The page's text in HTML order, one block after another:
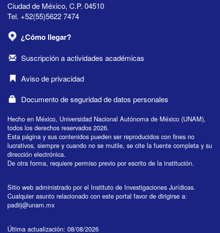
Ciudad de México, C.P. 04510
Tel. +52(55)5622 7474
¿Cómo llegar?
Suscripción a actividades académicas
Aviso de privacidad
Documento de seguridad de datos personales
Hecho en México, Universidad Nacional Autónoma de México (UNAM),
todos los derechos reservados 2026.
Esta página y sus contenidos pueden ser reproducidos con fines no
lucrativos, siempre y cuando no se mutile, se cite la fuente completa y su
dirección electrónica.
De otra forma, requiere permiso previo por escrito de la institución.
Sitio web administrado por el Instituto de Investigaciones Jurídicas.
Cualquier asunto relacionado con este portal favor de dirigirse a:
padiij@unam.mx
Última actualización: 08/08/2026